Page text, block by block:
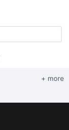
+ more